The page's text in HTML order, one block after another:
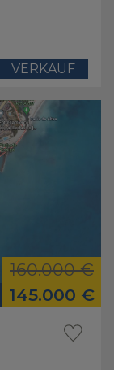
VERKAUF
145.000 €
160.000 €